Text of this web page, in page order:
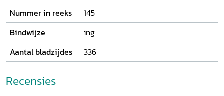
Nummer in reeks
145
Bindwijze
ing
Aantal bladzijdes
336
Recensies